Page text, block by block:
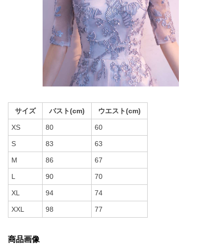
サイズ バスト(cm) ウエスト(cm)
XS 80 60
S 83 63
M 86 67
L 90 70
XL 94 74
XXL 98 77
商品画像